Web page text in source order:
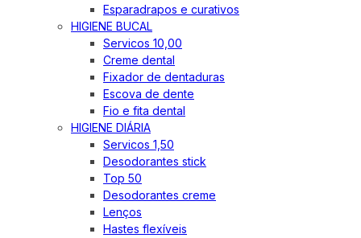
Esparadrapos e curativos
HIGIENE BUCAL
Servicos 10,00
Creme dental
Fixador de dentaduras
Escova de dente
Fio e fita dental
HIGIENE DIÁRIA
Servicos 1,50
Desodorantes stick
Top 50
Desodorantes creme
Lenços
Hastes flexíveis